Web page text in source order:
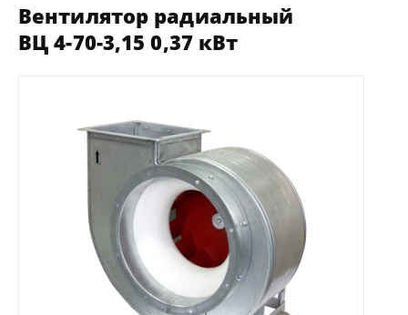
Вентилятор радиальный
ВЦ 4-70-3,15 0,37 кВт